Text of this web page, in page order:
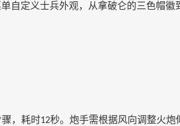
自定义士兵外观，从拿破仑的三色帽徽
，耗时12秒。炮手需根据风向调整火炮